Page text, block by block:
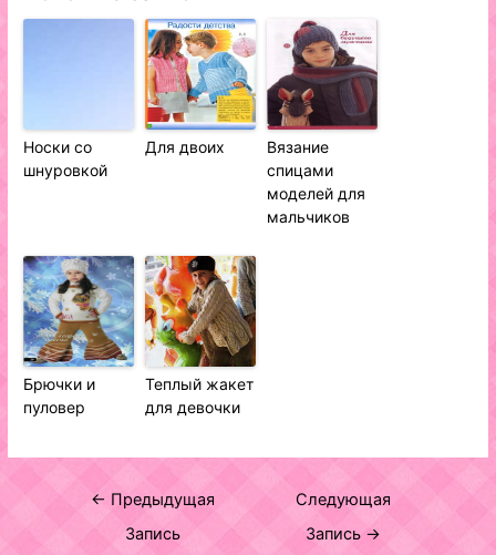
Носки со
шнуровкой
Для двоих
Вязание
спицами
моделей для
мальчиков
Брючки и
пуловер
Теплый жакет
для девочки
Навигация
← Предыдущая
Запись
Следующая
Запись →